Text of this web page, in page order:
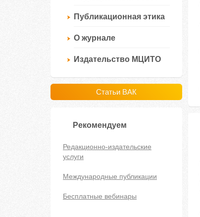
Публикационная этика
О журнале
Издательство МЦИТО
Статьи ВАК
Рекомендуем
Редакционно-издательские
услуги
Международные публикации
Бесплатные вебинары